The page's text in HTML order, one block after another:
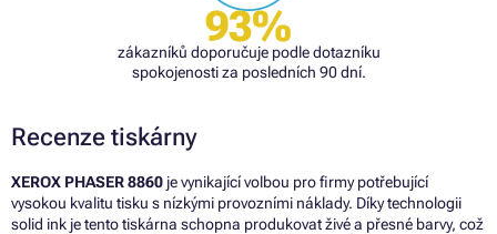
93%
zákazníků doporučuje podle dotazníku
spokojenosti za posledních 90 dní.
Recenze tiskárny
XEROX PHASER 8860 je vynikající volbou pro firmy potřebující
vysokou kvalitu tisku s nízkými provozními náklady. Díky technologii
solid ink je tento tiskárna schopna produkovat živé a přesné barvy, což